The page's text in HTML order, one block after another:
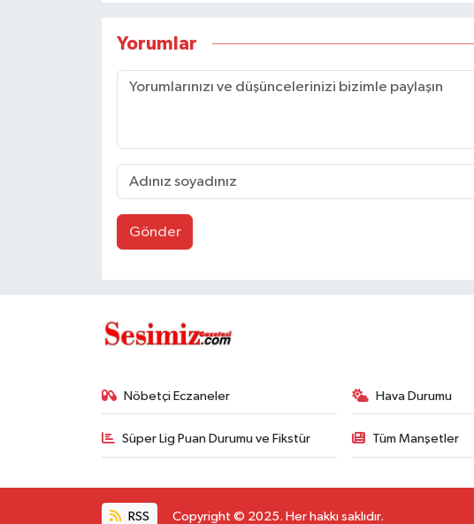
Yorumlar
Gönder
Nöbetçi Eczaneler Hava Durumu
Süper Lig Puan Durumu ve Fikstür Tüm Manşetler
RSS Copyright © 2025. Her hakkı saklıdır.